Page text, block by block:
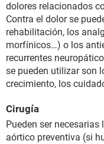
dolores relacionados
Contra el dolor se
rehabilitación, los
morfínicos…) o los
recurrentes
se pueden utilizar son
crecimiento, los
Cirugía
Pueden ser
aórtico preventiva (si